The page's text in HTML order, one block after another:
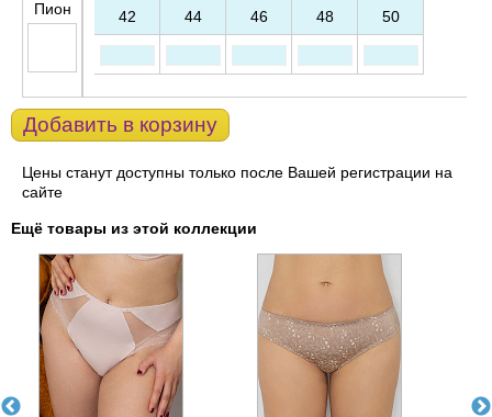
Пион 42 44 46 48 50
Добавить в корзину
Цены станут доступны только после Вашей регистрации на
сайте
Ещё товары из этой коллекции